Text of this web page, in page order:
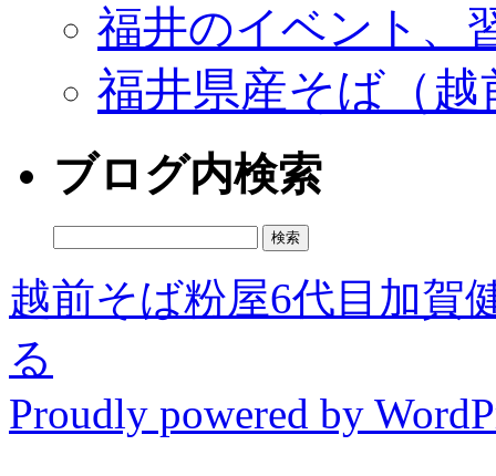
福井のイベント、
福井県産そば（越
ブログ内検索
越前そば粉屋6代目加賀
る
Proudly powered by